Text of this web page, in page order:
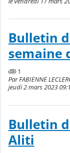
Bulletin
semaine
1
Par FABIENNE
jeudi 2 mars 2023
Bulletin
Aliti